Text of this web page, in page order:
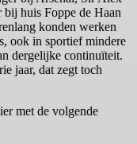
huis Foppe de Haan
konden werken
ook in sportief mindere
dergelijke continuïteit.
jaar, dat zegt toch
met de volgende